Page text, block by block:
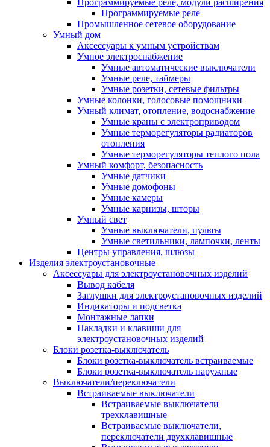
Программируемые реле, модули расширения
Программируемые реле
Промышленное сетевое оборудование
Умный дом
Аксессуары к умным устройствам
Умное электроснабжение
Умные автоматические выключатели
Умные реле, таймеры
Умные розетки, сетевые фильтры
Умные колонки, голосовые помощники
Умный климат, отопление, водоснабжение
Умные краны с электроприводом
Умные терморегуляторы радиаторов
отопления
Умные терморегуляторы теплого пола
Умный комфорт, безопасность
Умные датчики
Умные домофоны
Умные камеры
Умные карнизы, шторы
Умный свет
Умные выключатели, пульты
Умные светильники, лампочки, ленты
Центры управления, шлюзы
Изделия электроустановочные
Аксессуары для электроустановочных изделий
Вывод кабеля
Заглушки для электроустановочных изделий
Индикаторы и подсветка
Монтажные лапки
Накладки и клавиши для
электроустановочных изделий
Блоки розетка-выключатель
Блоки розетка-выключатель встраиваемые
Блоки розетка-выключатель наружные
Выключатели/переключатели
Встраиваемые выключатели
Встраиваемые выключатели
трехклавишные
Встраиваемые выключатели,
переключатели двухклавишные